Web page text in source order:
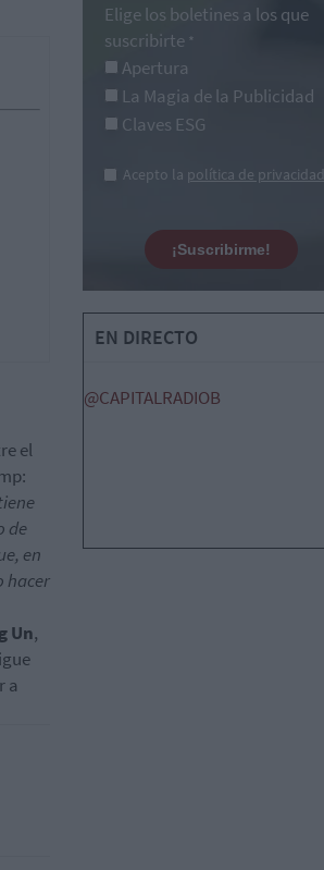
el
de
en
hacer
Un,
a
Elige los boletines a los que
suscribirte *
Apertura
La Magia de la Publicidad
Claves ESG
Acepto la política de privacidad
¡Suscribirme!
EN DIRECTO
@CAPITALRADIOB